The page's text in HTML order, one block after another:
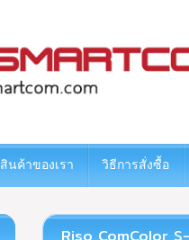
สินค้าของเรา วิธีการสั่งซื้อ